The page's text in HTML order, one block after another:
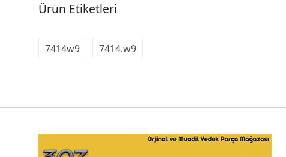
Ürün Etiketleri
7414w9 7414.w9